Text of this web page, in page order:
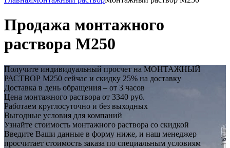
Продажа монтажного
раствора М250
Получите индивидуальный просчет на МОНТАЖНЫЙ
РАСТВОР М250 сейчас и скидку 25% на доставку
Доставка в день обращения – от 3 часов
Цена монтажного раствора от 3340 руб.
Работаем круглосуточно и без выходных
Выгодные условия для компаний
Узнайте стоимость монтажного раствора со скидкой
Введите Ваши данные в форму ниже, и наш менеджер
просчитает стоимость заказа по специальным условиям